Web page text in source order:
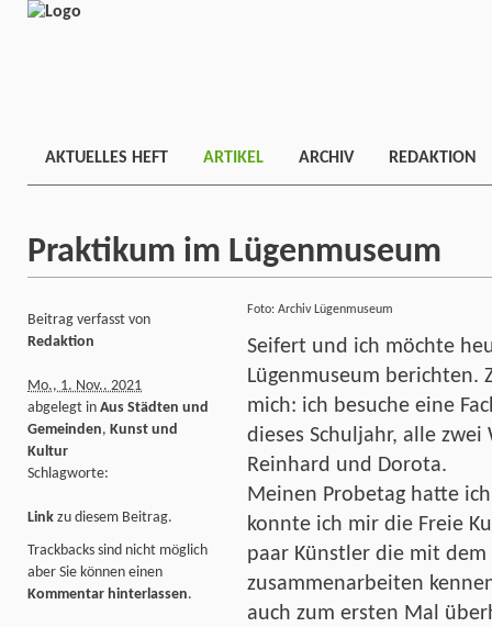
AKTUELLES HEFT ARTIKEL ARCHIV REDAKTION
Praktikum im Lügenmuseum
Foto: Archiv Lügenmuseum
Seifert und ich möchte
Lügenmuseum berichten.
mich: ich besuche eine
dieses Schuljahr, alle
Reinhard und Dorota.
Meinen Probetag hatte
konnte ich mir die Freie
paar Künstler die mit dem
zusammenarbeiten
auch zum ersten Mal
Beitrag verfasst von
Redaktion
Mo., 1. Nov.. 2021
abgelegt in Aus Städten und
Gemeinden, Kunst und
Kultur
Schlagworte:
Link zu diesem Beitrag.
Trackbacks sind nicht möglich
aber Sie können einen
Kommentar hinterlassen.